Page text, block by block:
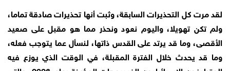
لقد مرت كل التحذيرات السابقة، وثبت أنها تحذيرات صادقة تماما،
ولم تكن تهويلا، واليوم نعود ونحذر مما هو مقبل على صعيد
الأقصى، وما قد يرتد على القدس ذاتها، لنسأل عما يتوجب فعله،
وما قد يحدث خلال الفترة المقبلة، في الوقت الذي يوزع فيه